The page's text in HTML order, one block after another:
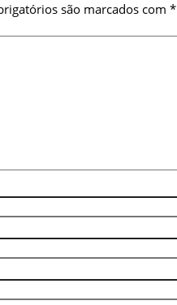
são marcados com*